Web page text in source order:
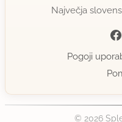
Največja
Pogoji
© 2026